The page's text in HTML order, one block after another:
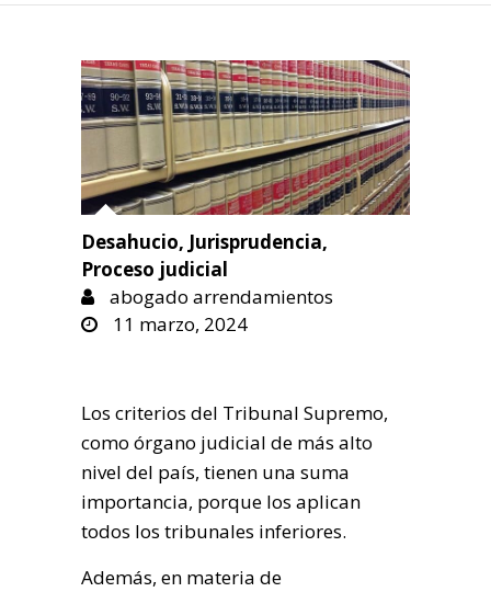
Desahucio, Jurisprudencia,
Proceso judicial
abogado arrendamientos
11 marzo, 2024
Los criterios del Tribunal Supremo,
como órgano judicial de más alto
nivel del país, tienen una suma
importancia, porque los aplican
todos los tribunales inferiores.
Además, en materia de